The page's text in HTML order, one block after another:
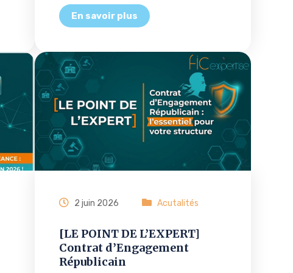
2 juin 2026 Acutalités
[LE POINT DE L’EXPERT]
Contrat d’Engagement
Républicain